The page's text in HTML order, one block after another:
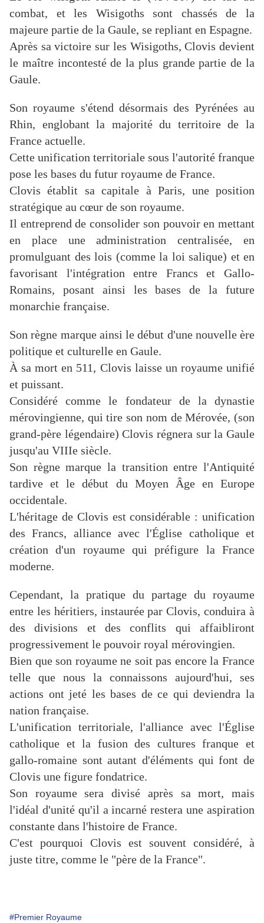
combat, et les Wisigoths sont chassés de la
majeure partie de la Gaule, se repliant en Espagne.
Après sa victoire sur les Wisigoths, Clovis devient
le maître incontesté de la plus grande partie de la
Gaule.
Son royaume s'étend désormais des Pyrénées au
Rhin, englobant la majorité du territoire de la
France actuelle.
Cette unification territoriale sous l'autorité franque
pose les bases du futur royaume de France.
Clovis établit sa capitale à Paris, une position
stratégique au cœur de son royaume.
Il entreprend de consolider son pouvoir en mettant
en place une administration centralisée, en
promulguant des lois (comme la loi salique) et en
favorisant l'intégration entre Francs et Gallo-
Romains, posant ainsi les bases de la future
monarchie française.
Son règne marque ainsi le début d'une nouvelle ère
politique et culturelle en Gaule.
À sa mort en 511, Clovis laisse un royaume unifié
et puissant.
Considéré comme le fondateur de la dynastie
mérovingienne, qui tire son nom de Mérovée, (son
grand-père légendaire) Clovis régnera sur la Gaule
jusqu'au VIIIe siècle.
Son règne marque la transition entre l'Antiquité
tardive et le début du Moyen Âge en Europe
occidentale.
L'héritage de Clovis est considérable : unification
des Francs, alliance avec l'Église catholique et
création d'un royaume qui préfigure la France
moderne.
Cependant, la pratique du partage du royaume
entre les héritiers, instaurée par Clovis, conduira à
des divisions et des conflits qui affaibliront
progressivement le pouvoir royal mérovingien.
Bien que son royaume ne soit pas encore la France
telle que nous la connaissons aujourd'hui, ses
actions ont jeté les bases de ce qui deviendra la
nation française.
L'unification territoriale, l'alliance avec l'Église
catholique et la fusion des cultures franque et
gallo-romaine sont autant d'éléments qui font de
Clovis une figure fondatrice.
Son royaume sera divisé après sa mort, mais
l'idéal d'unité qu'il a incarné restera une aspiration
constante dans l'histoire de France.
C'est pourquoi Clovis est souvent considéré, à
juste titre, comme le "père de la France".
#Premier Royaume